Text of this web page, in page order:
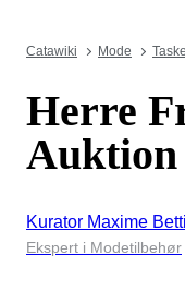
Catawiki Mode
Herre
Auktion
Kurator Maxime
Ekspert i Modetilbehør